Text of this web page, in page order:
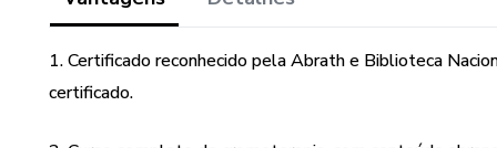
1. Certificado reconhecido pela Abrath e Biblioteca
certificado.